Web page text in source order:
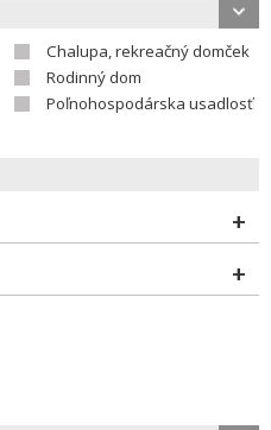
Chalupa, rekreačný domček
Rodinný dom
Poľnohospodárska usadlosť